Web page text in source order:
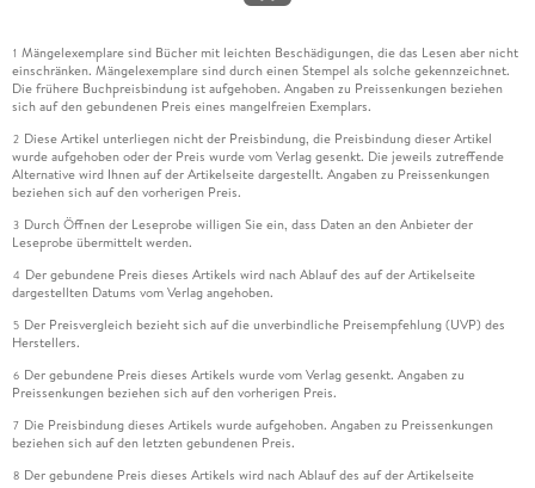
1 Mängelexemplare sind Bücher mit leichten Beschädigungen, die das Lesen aber nicht
einschränken. Mängelexemplare sind durch einen Stempel als solche gekennzeichnet.
Die frühere Buchpreisbindung ist aufgehoben. Angaben zu Preissenkungen beziehen
sich auf den gebundenen Preis eines mangelfreien Exemplars.
2 Diese Artikel unterliegen nicht der Preisbindung, die Preisbindung dieser Artikel
wurde aufgehoben oder der Preis wurde vom Verlag gesenkt. Die jeweils zutreffende
Alternative wird Ihnen auf der Artikelseite dargestellt. Angaben zu Preissenkungen
beziehen sich auf den vorherigen Preis.
3 Durch Öffnen der Leseprobe willigen Sie ein, dass Daten an den Anbieter der
Leseprobe übermittelt werden.
4 Der gebundene Preis dieses Artikels wird nach Ablauf des auf der Artikelseite
dargestellten Datums vom Verlag angehoben.
5 Der Preisvergleich bezieht sich auf die unverbindliche Preisempfehlung (UVP) des
Herstellers.
6 Der gebundene Preis dieses Artikels wurde vom Verlag gesenkt. Angaben zu
Preissenkungen beziehen sich auf den vorherigen Preis.
7 Die Preisbindung dieses Artikels wurde aufgehoben. Angaben zu Preissenkungen
beziehen sich auf den letzten gebundenen Preis.
8 Der gebundene Preis dieses Artikels wird nach Ablauf des auf der Artikelseite